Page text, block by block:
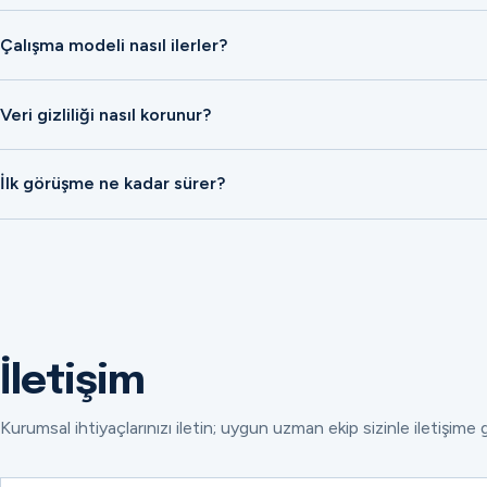
Çalışma modeli nasıl ilerler?
Veri gizliliği nasıl korunur?
İlk görüşme ne kadar sürer?
İletişim
Kurumsal ihtiyaçlarınızı iletin; uygun uzman ekip sizinle iletişime